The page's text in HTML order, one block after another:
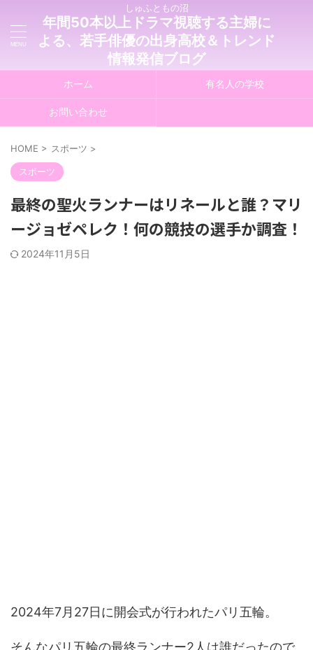
しゅふともの沼
年間50本以上ドラマ視聴する主婦に
よる、若手俳優の出身高校＆トレンド
情報発信ブログ
ホーム 有名人の学校
お問い合わせ
HOME > スポーツ >
スポーツ
最終の聖火ランナーはリネールと誰？マリ
ージョゼペレク！何の競技の選手か調査！
2024年11月5日
2024年7月27日に開会式が行われたパリ五輪。
そんなパリ五輪の最終ランナー2人は誰だったので